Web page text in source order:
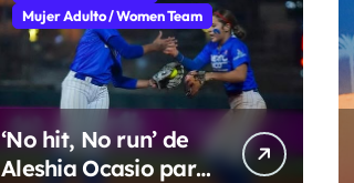
Mujer Adulto / Women Team
‘No hit, No run’ de
Aleshia Ocasio para